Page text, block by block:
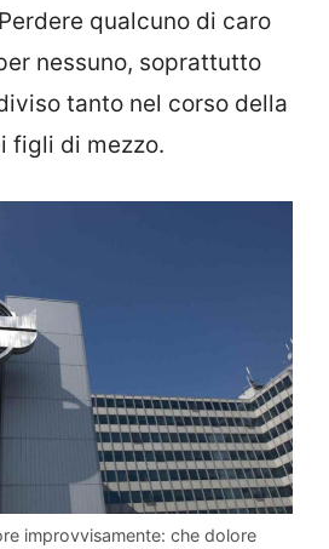
qualcuno di caro
nessuno, soprattutto
tanto nel corso della
figli di mezzo.
improvvisamente: che dolore